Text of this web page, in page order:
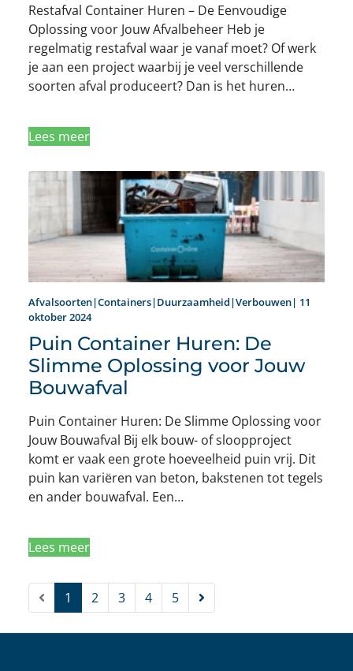
Restafval Container Huren – De Eenvoudige
Oplossing voor Jouw Afvalbeheer Heb je
regelmatig restafval waar je vanaf moet? Of werk
je aan een project waarbij je veel verschillende
soorten afval produceert? Dan is het huren…
Lees meer
Afvalsoorten|Containers|Duurzaamheid|Verbouwen| 11
oktober 2024
Puin Container Huren: De
Slimme Oplossing voor Jouw
Bouwafval
Puin Container Huren: De Slimme Oplossing voor
Jouw Bouwafval Bij elk bouw- of sloopproject
komt er vaak een grote hoeveelheid puin vrij. Dit
puin kan variëren van beton, bakstenen tot tegels
en ander bouwafval. Een…
Lees meer
Vorige
1 2 3 4 5 Volgende